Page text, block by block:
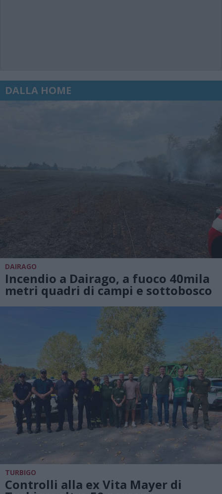
DALLA HOME
DAIRAGO
Incendio a Dairago, a fuoco 40mila
metri quadri di campi e sottobosco
TURBIGO
Controlli alla ex Vita Mayer di